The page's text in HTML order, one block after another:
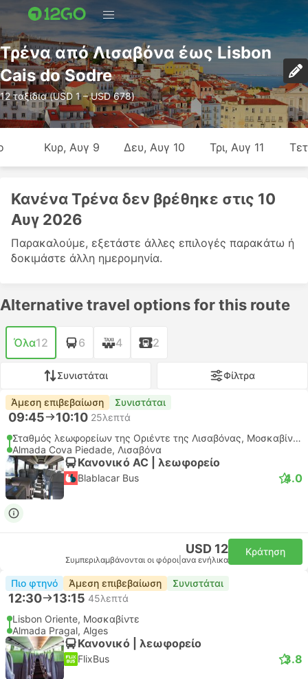
Τρένα από Λισαβόνα έως Lisbon
Cais do Sodre
12 ταξίδια (USD 1 – USD 678)
Κυρ, Αυγ 9 Δευ, Αυγ 10 Τρι, Αυγ 11
Κανένα Τρένα δεν βρέθηκε στις 10
Αυγ 2026
Παρακαλούμε, εξετάστε άλλες επιλογές παρακάτω ή
δοκιμάστε άλλη ημερομηνία.
Alternative travel options for this route
Όλα12 6 4 2
Συνιστάται Φίλτρα
Άμεση επιβεβαίωση Συνιστάται
09:45 10:10 25λεπτά
Σταθμός λεωφορείων της Οριέντε της Λισαβόνας, Μοσκαβίντε
Almada Cova Piedade, Λισαβόνα
Κανονικό AC | λεωφορείο
Blablacar Bus 4.0
USD 12
Συμπεριλαμβάνονται οι φόροι ανα ενήλικα
Κράτηση
Πιο φτηνό Άμεση επιβεβαίωση Συνιστάται
12:30 13:15 45λεπτά
Lisbon Oriente, Μοσκαβίντε
Almada Pragal, Alges
Κανονικό | λεωφορείο
FlixBus 3.8